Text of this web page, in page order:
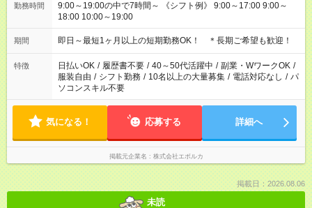
勤務時間
9:00～19:00の中で7時間～ 《シフト例》 9:00～17:00 9:00～
18:00 10:00～19:00
期間 即日～最短1ヶ月以上の短期勤務OK！ ＊長期ご希望も歓迎！
特徴 日払いOK / 履歴書不要 / 40～50代活躍中 / 副業・WワークOK /
服装自由 / シフト勤務 / 10名以上の大量募集 / 電話対応なし / パ
ソコンスキル不要
気になる！ 応募する 詳細へ
掲載元企業名 株式会社エボルカ
掲載日：2026.08.06
未読